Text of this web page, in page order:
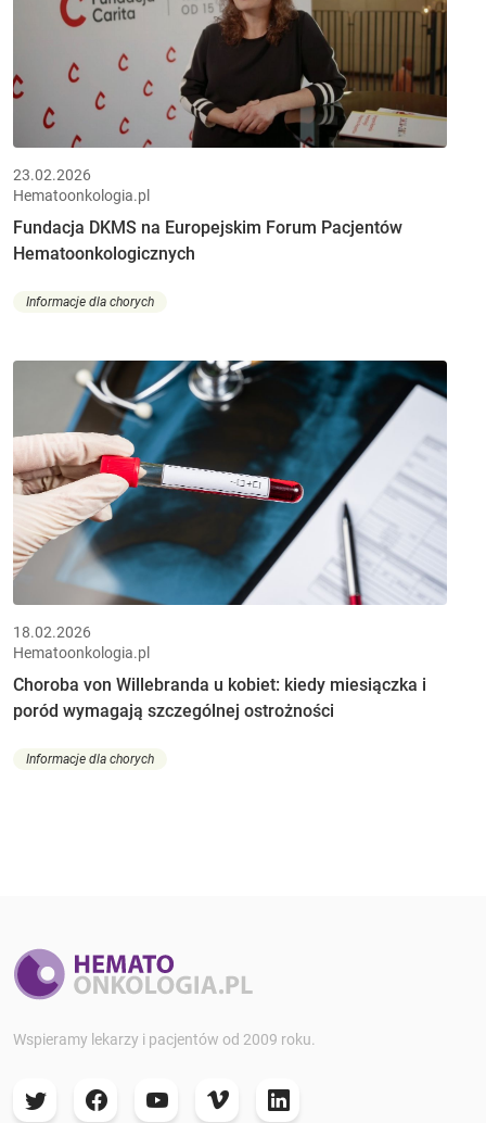
23.02.2026
Hematoonkologia.pl
Fundacja DKMS na Europejskim Forum Pacjentów
Hematoonkologicznych
Informacje dla chorych
18.02.2026
Hematoonkologia.pl
Choroba von Willebranda u kobiet: kiedy miesiączka i
poród wymagają szczególnej ostrożności
Informacje dla chorych
Wspieramy lekarzy i pacjentów od 2009 roku.